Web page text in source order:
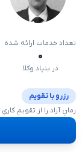
تعداد خدمات ارائه شده
۰
در بنیاد وکلا
رزرو با تقویم
زمانِ آزاد را از تقویمِ